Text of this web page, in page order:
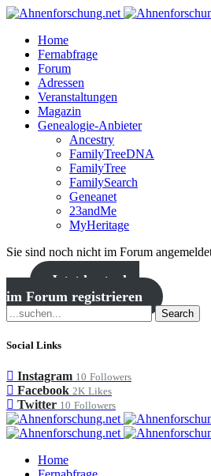
Home
Fernabfrage
Forum
Adressen
Veranstaltungen
Magazin
Genealogie-Anbieter
Ancestry
FamilyTreeDNA
FamilyTree
FamilySearch
Geneanet
23andMe
MyHeritage
Sie sind noch nicht im Forum
Jetzt kostenlos
im Forum registrieren
Search
Social Links
Instagram 10 Followers
Facebook 2K Likes
Twitter 10 Followers
Home